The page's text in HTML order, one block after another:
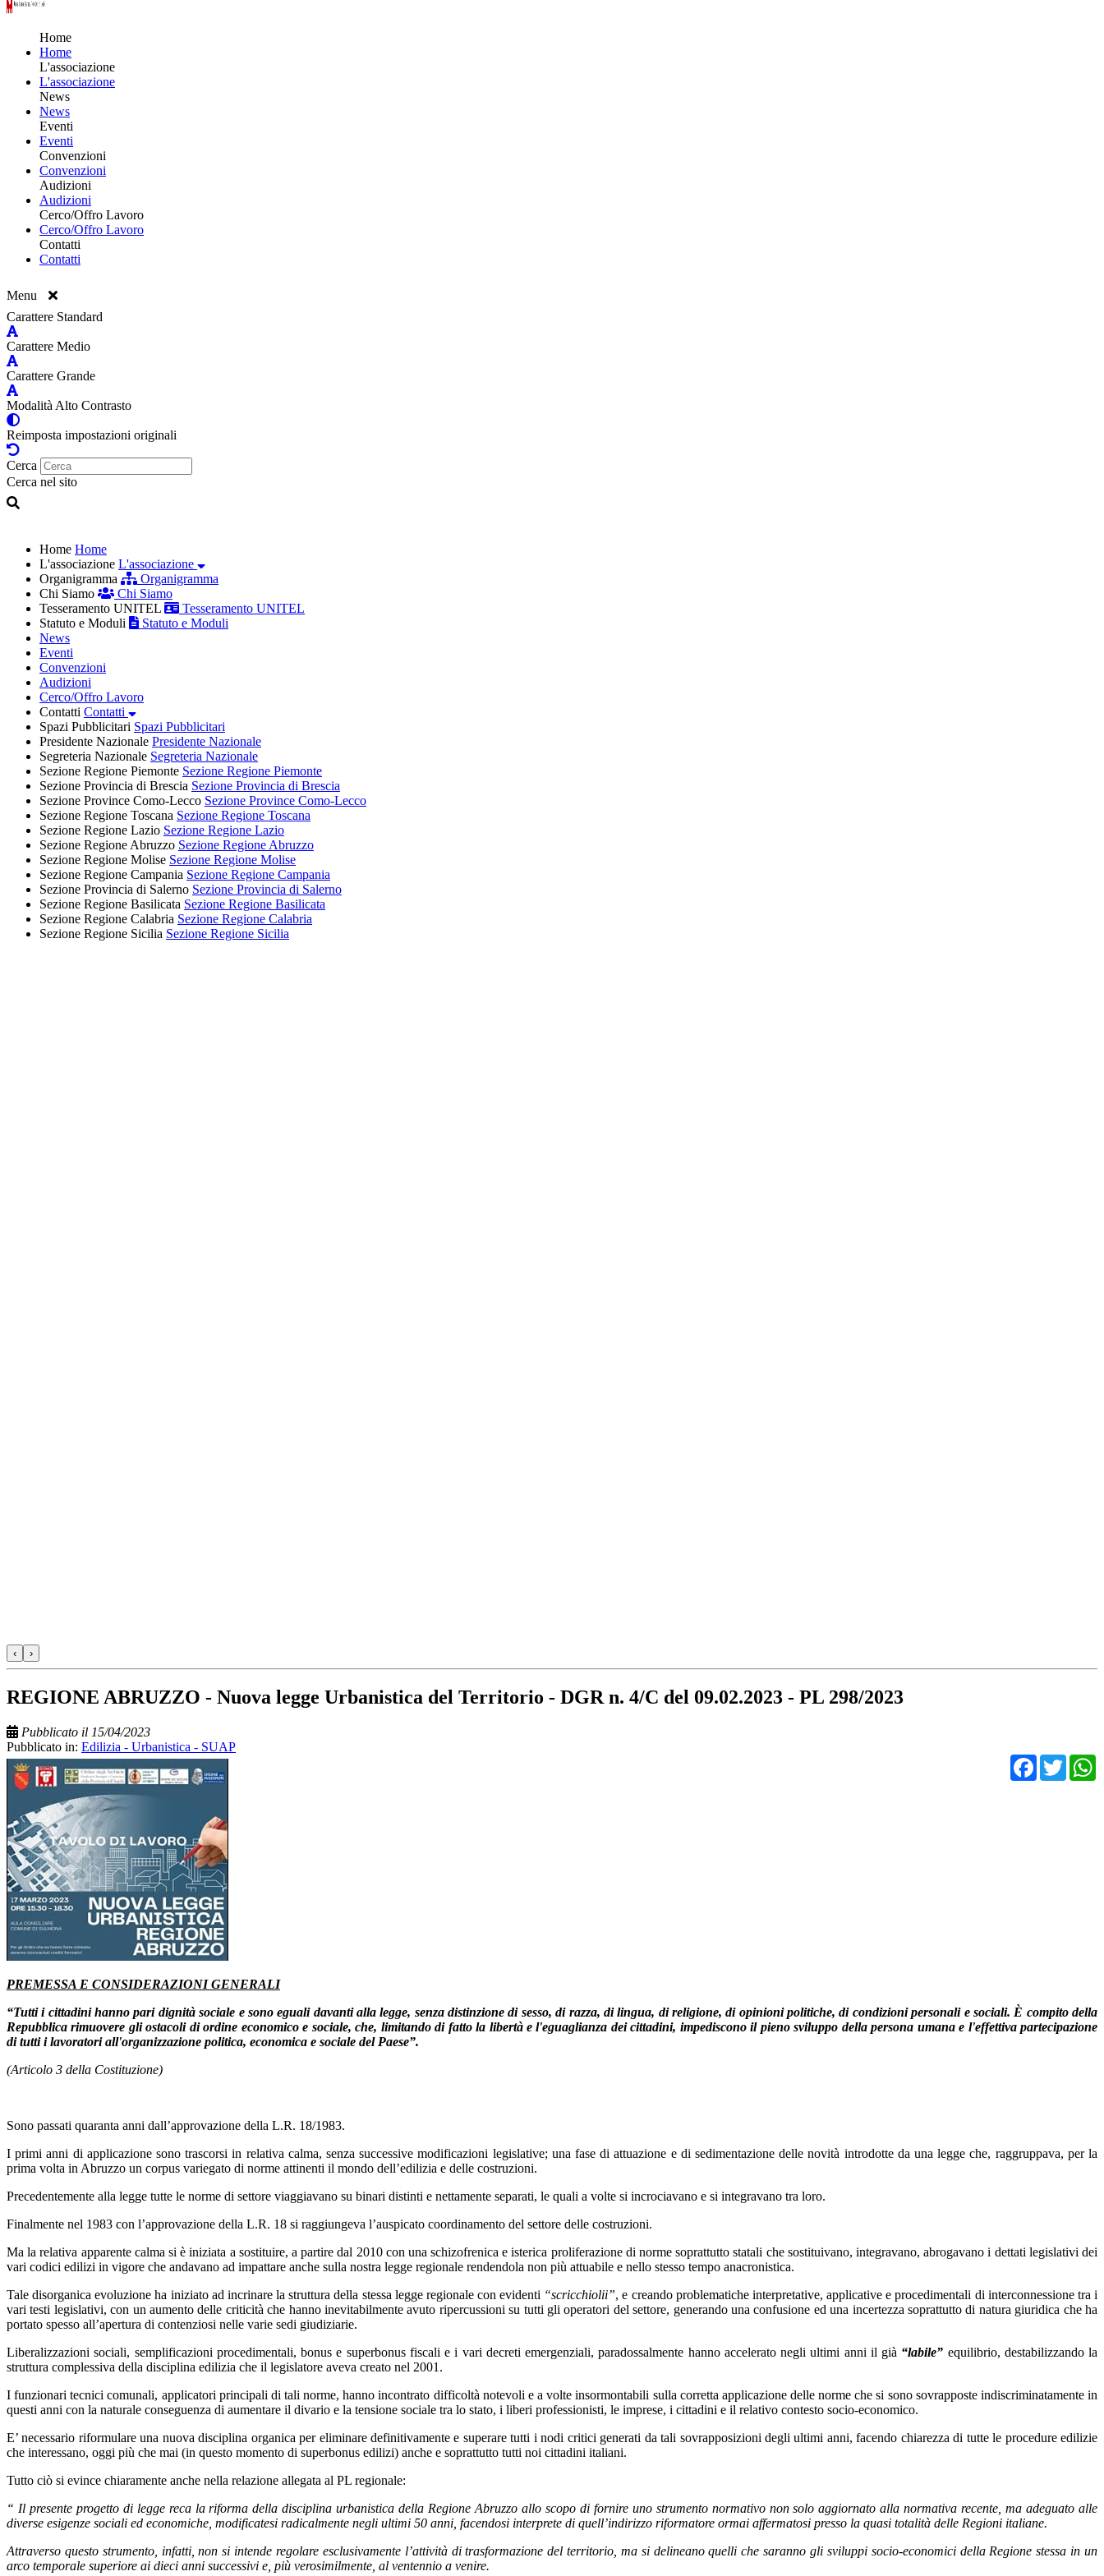
Home
Home
L'associazione
L'associazione
News
News
Eventi
Eventi
Convenzioni
Convenzioni
Audizioni
Audizioni
Cerco/Offro Lavoro
Cerco/Offro Lavoro
Contatti
Contatti
Menu
Carattere Standard
Carattere Medio
Carattere Grande
Modalità Alto Contrasto
Reimposta impostazioni originali
Cerca
Cerca nel sito
Home Home
L'associazione L'associazione
Organigramma
Organigramma
Chi Siamo
Chi Siamo
Tesseramento UNITEL
Tesseramento UNITEL
Statuto e Moduli
Statuto e Moduli
News
Eventi
Convenzioni
Audizioni
Cerco/Offro Lavoro
Contatti Contatti
Spazi Pubblicitari Spazi Pubblicitari
Presidente Nazionale Presidente Nazionale
Segreteria Nazionale Segreteria Nazionale
Sezione Regione Piemonte Sezione Regione Piemonte
Sezione Provincia di Brescia Sezione Provincia di Brescia
Sezione Province Como-Lecco Sezione Province Como-Lecco
Sezione Regione Toscana Sezione Regione Toscana
Sezione Regione Lazio Sezione Regione Lazio
Sezione Regione Abruzzo Sezione Regione Abruzzo
Sezione Regione Molise Sezione Regione Molise
Sezione Regione Campania Sezione Regione Campania
Sezione Provincia di Salerno Sezione Provincia di Salerno
Sezione Regione Basilicata Sezione Regione Basilicata
Sezione Regione Calabria Sezione Regione Calabria
Sezione Regione Sicilia Sezione Regione Sicilia
‹ ›
REGIONE ABRUZZO - Nuova legge Urbanistica del Territorio - DGR n. 4/C del 09.02.2023 - PL 298/2023
Pubblicato il 15/04/2023
Pubblicato in: Edilizia - Urbanistica - SUAP
PREMESSA E CONSIDERAZIONI GENERALI
“Tutti i cittadini hanno pari dignità sociale e sono eguali davanti alla legge, senza distinzione di sesso, di razza, di lingua, di religione, di opinioni politiche, di condizioni personali e sociali. È compito della
Repubblica rimuovere gli ostacoli di ordine economico e sociale, che, limitando di fatto la libertà e l'eguaglianza dei cittadini, impediscono il pieno sviluppo della persona umana e l'effettiva partecipazione
di tutti i lavoratori all'organizzazione politica, economica e sociale del Paese”.
(Articolo 3 della Costituzione)
Sono passati quaranta anni dall’approvazione della L.R. 18/1983.
I primi anni di applicazione sono trascorsi in relativa calma, senza successive modificazioni legislative; una fase di attuazione e di sedimentazione delle novità introdotte da una legge che, raggruppava, per la
prima volta in Abruzzo un corpus variegato di norme attinenti il mondo dell’edilizia e delle costruzioni.
Precedentemente alla legge tutte le norme di settore viaggiavano su binari distinti e nettamente separati, le quali a volte si incrociavano e si integravano tra loro.
Finalmente nel 1983 con l’approvazione della L.R. 18 si raggiungeva l’auspicato coordinamento del settore delle costruzioni.
Ma la relativa apparente calma si è iniziata a sostituire, a partire dal 2010 con una schizofrenica e isterica proliferazione di norme soprattutto statali che sostituivano, integravano, abrogavano i dettati legislativi dei
vari codici edilizi in vigore che andavano ad impattare anche sulla nostra legge regionale rendendola non più attuabile e nello stesso tempo anacronistica.
Tale disorganica evoluzione ha iniziato ad incrinare la struttura della stessa legge regionale con evidenti “scricchiolii”, e creando problematiche interpretative, applicative e procedimentali di interconnessione tra i
vari testi legislativi, con un aumento delle criticità che hanno inevitabilmente avuto ripercussioni su tutti gli operatori del settore, generando una confusione ed una incertezza soprattutto di natura giuridica che ha
portato spesso all’apertura di contenziosi nelle varie sedi giudiziarie.
Liberalizzazioni sociali, semplificazioni procedimentali, bonus e superbonus fiscali e i vari decreti emergenziali, paradossalmente hanno accelerato negli ultimi anni il già “labile” equilibrio, destabilizzando la
struttura complessiva della disciplina edilizia che il legislatore aveva creato nel 2001.
I funzionari tecnici comunali, applicatori principali di tali norme, hanno incontrato difficoltà notevoli e a volte insormontabili sulla corretta applicazione delle norme che si sono sovrapposte indiscriminatamente in
questi anni con la naturale conseguenza di aumentare il divario e la tensione sociale tra lo stato, i liberi professionisti, le imprese, i cittadini e il relativo contesto socio-economico.
E’ necessario riformulare una nuova disciplina organica per eliminare definitivamente e superare tutti i nodi critici generati da tali sovrapposizioni degli ultimi anni, facendo chiarezza di tutte le procedure edilizie
che interessano, oggi più che mai (in questo momento di superbonus edilizi) anche e soprattutto tutti noi cittadini italiani.
Tutto ciò si evince chiaramente anche nella relazione allegata al PL regionale:
“ Il presente progetto di legge reca la riforma della disciplina urbanistica della Regione Abruzzo allo scopo di fornire uno strumento normativo non solo aggiornato alla normativa recente, ma adeguato alle
diverse esigenze sociali ed economiche, modificatesi radicalmente negli ultimi 50 anni, facendosi interprete di quell’indirizzo riformatore ormai affermatosi presso la quasi totalità delle Regioni italiane.
Attraverso questo strumento, infatti, non si intende regolare esclusivamente l’attività di trasformazione del territorio, ma si delineano quelli che saranno gli sviluppi socio-economici della Regione stessa in un
arco temporale superiore ai dieci anni successivi e, più verosimilmente, al ventennio a venire.